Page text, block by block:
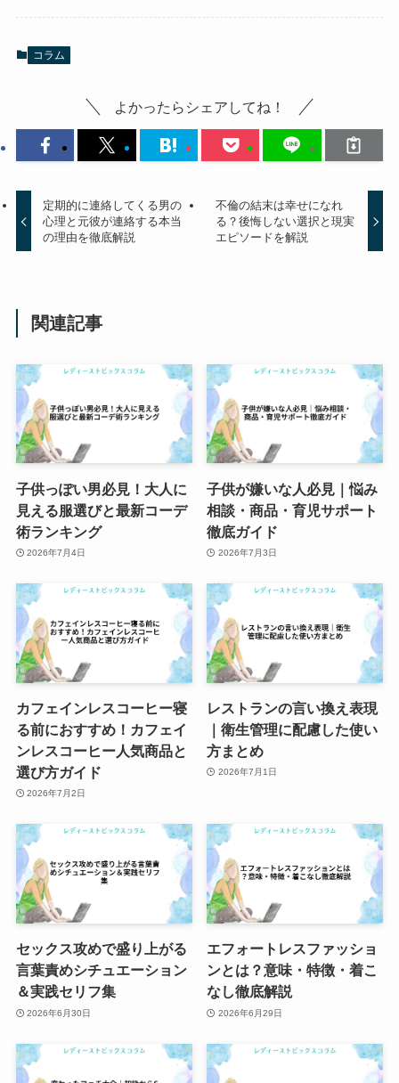
コラム
よかったらシェアしてね！
定期的に連絡してくる男の
心理と元彼が連絡する本当
の理由を徹底解説
不倫の結末は幸せになれ
る？後悔しない選択と現実
エピソードを解説
関連記事
子供っぽい男必見！大人に
見える服選びと最新コーデ
術ランキング
2026年7月4日
子供が嫌いな人必見｜悩み
相談・商品・育児サポート
徹底ガイド
2026年7月3日
カフェインレスコーヒー寝
る前におすすめ！カフェイ
ンレスコーヒー人気商品と
選び方ガイド
2026年7月2日
レストランの言い換え表現
｜衛生管理に配慮した使い
方まとめ
2026年7月1日
セックス攻めで盛り上がる
言葉責めシチュエーション
＆実践セリフ集
2026年6月30日
エフォートレスファッショ
ンとは？意味・特徴・着こ
なし徹底解説
2026年6月29日